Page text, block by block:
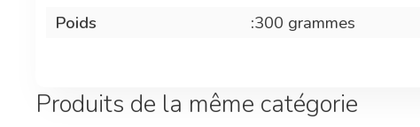
Poids
:300 grammes
Produits de la même catégorie